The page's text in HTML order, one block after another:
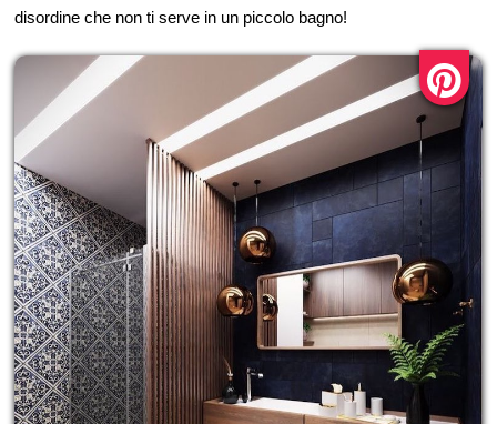
disordine che non ti serve in un piccolo bagno!